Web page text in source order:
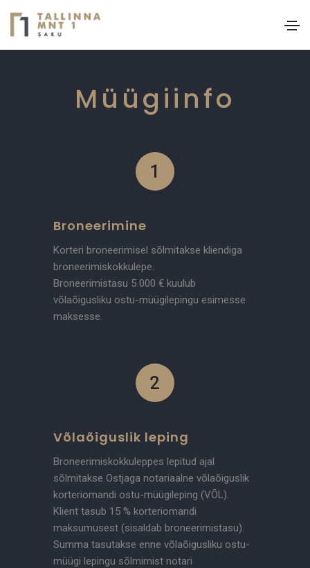
Müügiinfo
1
Broneerimine
Korteri broneerimisel sõlmitakse kliendiga
broneerimiskokkulepe.
Broneerimistasu 5 000 € kuulub
võlaõigusliku ostu-müügilepingu esimesse
maksesse.
2
Võlaõiguslik leping
Broneerimiskokkuleppes lepitud ajal
sõlmitakse Ostjaga notariaalne võlaõiguslik
korteriomandi ostu-müügileping (VÕL).
Klient tasub 15 % korteriomandi
maksumusest (sisaldab broneerimistasu).
Summa tasutakse enne võlaõigusliku ostu-
müügi lepingu sõlmimist notari